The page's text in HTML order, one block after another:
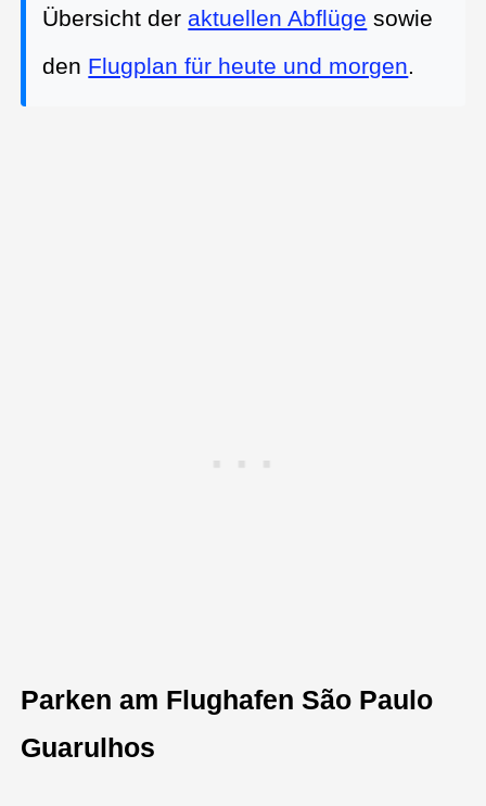
Übersicht der aktuellen Abflüge sowie
den Flugplan für heute und morgen.
Parken am Flughafen São Paulo
Guarulhos